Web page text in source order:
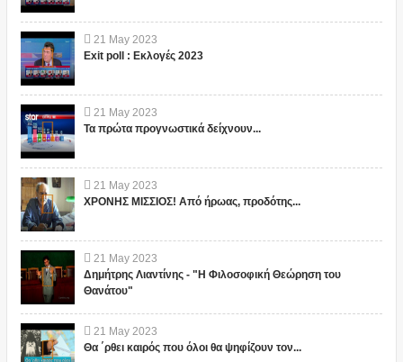
21 May 2023
Exit poll : Εκλογές 2023
21 May 2023
Τα πρώτα προγνωστικά δείχνουν...
21 May 2023
ΧΡΟΝΗΣ ΜΙΣΣΙΟΣ! Από ήρωας, προδότης...
21 May 2023
Δημήτρης Λιαντίνης - "Η Φιλοσοφική Θεώρηση του
Θανάτου"
21 May 2023
Θα ΄ρθει καιρός που όλοι θα ψηφίζουν τον...